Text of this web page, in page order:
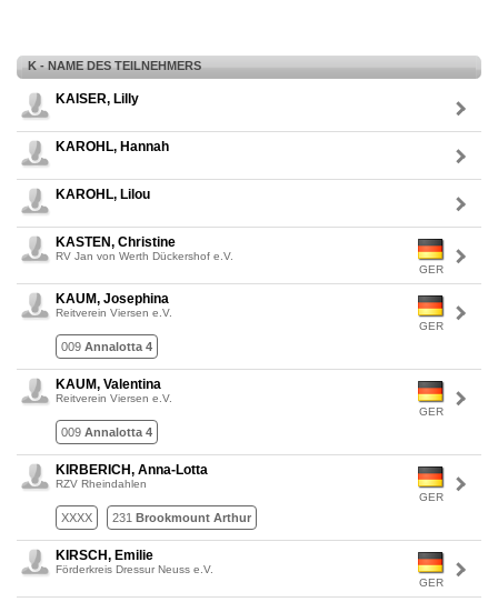
K - NAME DES TEILNEHMERS
KAISER, Lilly
KAROHL, Hannah
KAROHL, Lilou
GER
KASTEN, Christine
RV Jan von Werth Dückershof e.V.
GER
KAUM, Josephina
Reitverein Viersen e.V.
009 Annalotta 4
GER
KAUM, Valentina
Reitverein Viersen e.V.
009 Annalotta 4
GER
KIRBERICH, Anna-Lotta
RZV Rheindahlen
XXXX 231 Brookmount Arthur
GER
KIRSCH, Emilie
Förderkreis Dressur Neuss e.V.